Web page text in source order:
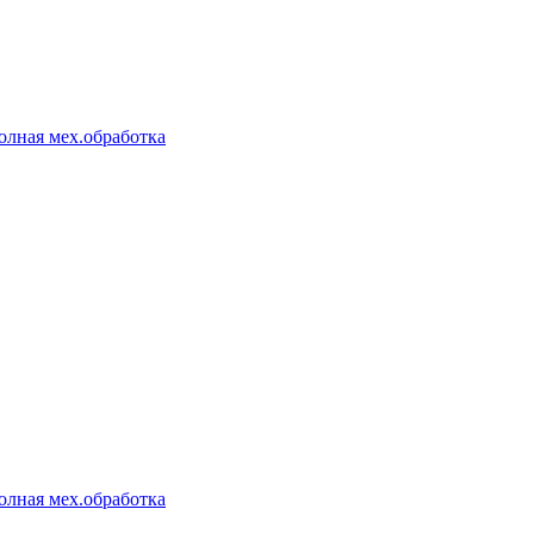
мех.обработка
мех.обработка